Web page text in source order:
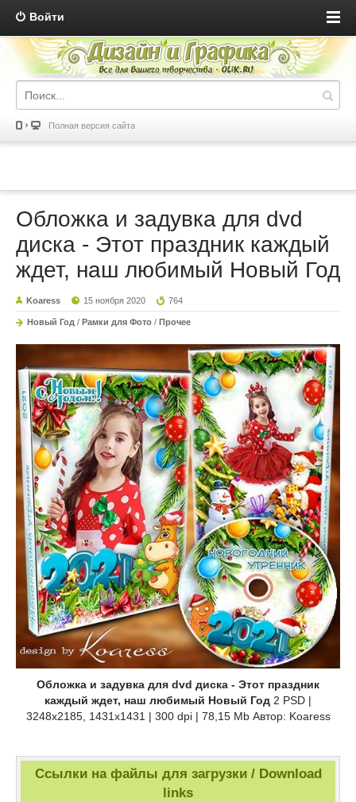
Войти
Полная версия сайта
Обложка и задувка для dvd
диска - Этот праздник каждый
ждет, наш любимый Новый Год
Koaress 15 ноября 2020 764
Новый Год / Рамки для Фото / Прочее
Обложка и задувка для dvd диска - Этот праздник
каждый ждет, наш любимый Новый Год 2 PSD |
3248x2185, 1431x1431 | 300 dpi | 78,15 Mb Автор: Koaress
Ссылки на файлы для загрузки / Download
links